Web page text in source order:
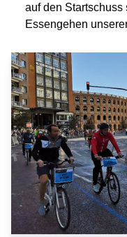
auf den
Essengehen